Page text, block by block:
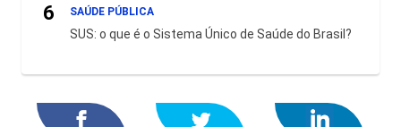
6 SAÚDE PÚBLICA
SUS: o que é o Sistema Único de Saúde do Brasil?